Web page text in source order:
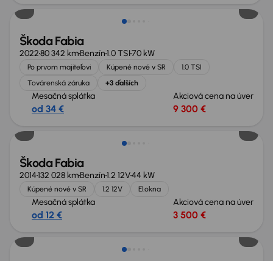
Škoda Fabia
202280 342 kmBenzín1.0 TSI70 kW
Po prvom majiteľovi Kúpené nové v SR
1.0 TSI
Továrenská záruka
+3 ďalších
Mesačná splátka
od 34 €
Akciová cena na úver
9 300 €
Nové v ponuke
Škoda Fabia
2014132 028 kmBenzín1.2 12V44 kW
Kúpené nové v SR 1.2 12V El.okna
Mesačná splátka
od 12 €
Akciová cena na úver
3 500 €
Extra zľava 500 €